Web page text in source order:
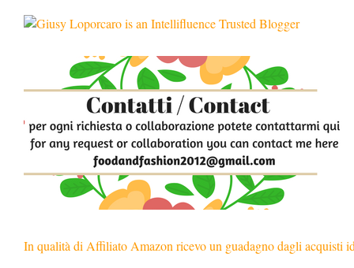
In qualità di Affiliato Amazon ricevo un guadagno dagli acquisti